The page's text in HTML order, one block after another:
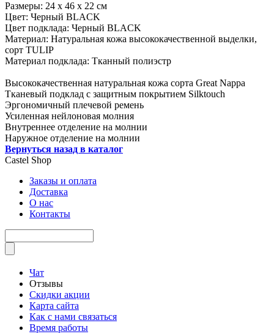
Размеры: 24 х 46 х 22 см
Цвет: Черный BLACK
Цвет подклада: Черный BLACK
Материал: Натуральная кожа высококачественной выделки,
сорт TULIP
Материал подклада: Тканный полиэстр
Высококачественная натуральная кожа сорта Great Nappa
Тканевый подклад с защитным покрытием Silktouch
Эргономичный плечевой ремень
Усиленная нейлоновая молния
Внутреннее отделение на молнии
Наружное отделение на молнии
Вернуться назад в каталог
Castel Shop
Заказы и оплата
Доставка
О нас
Контакты
Чат
Отзывы
Скидки акции
Карта сайта
Как с нами связаться
Время работы